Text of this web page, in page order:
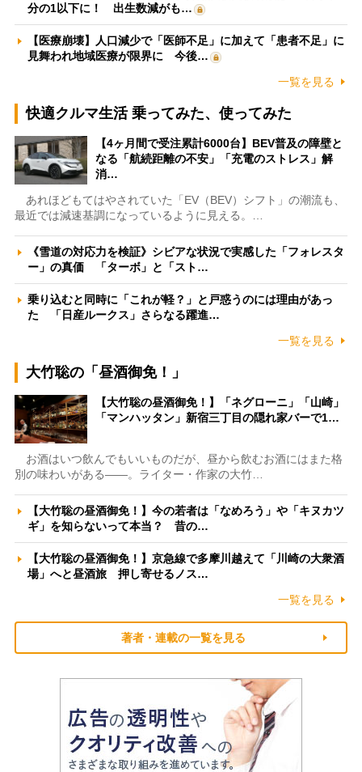
分の1以下に！ 出生数減がも…
【医療崩壊】人口減少で「医師不足」に加えて「患者不足」に
見舞われ地域医療が限界に 今後…
一覧を見る
快適クルマ生活 乗ってみた、使ってみた
【4ヶ月間で受注累計6000台】BEV普及の障壁と
なる「航続距離の不安」「充電のストレス」解
消…
あれほどもてはやされていた「EV（BEV）シフト」の潮流も、
最近では減速基調になっているように見える。…
《雪道の対応力を検証》シビアな状況で実感した「フォレスタ
ー」の真価 「ターボ」と「スト…
乗り込むと同時に「これが軽？」と戸惑うのには理由があっ
た 「日産ルークス」さらなる躍進…
一覧を見る
大竹聡の「昼酒御免！」
【大竹聡の昼酒御免！】「ネグローニ」「山崎」
「マンハッタン」新宿三丁目の隠れ家バーで1…
お酒はいつ飲んでもいいものだが、昼から飲むお酒にはまた格
別の味わいがある――。ライター・作家の大竹…
【大竹聡の昼酒御免！】今の若者は「なめろう」や「キヌカツ
ギ」を知らないって本当？ 昔の…
【大竹聡の昼酒御免！】京急線で多摩川越えて「川崎の大衆酒
場」へと昼酒旅 押し寄せるノス…
一覧を見る
著者・連載の一覧を見る